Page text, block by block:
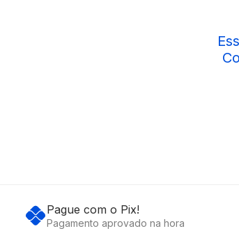
Pague com o Pix!
Pagamento aprovado na hora